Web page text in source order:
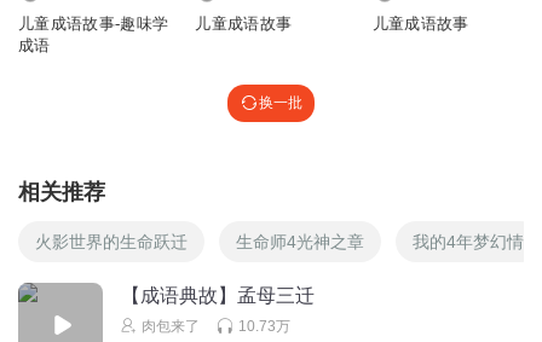
儿童成语故事-趣味学
成语
儿童成语故事 儿童成语故事
换一批
相关推荐
火影世界的生命跃迁 生命师4光神之章 我的4年梦幻情
【成语典故】孟母三迁
肉包来了 10.73万